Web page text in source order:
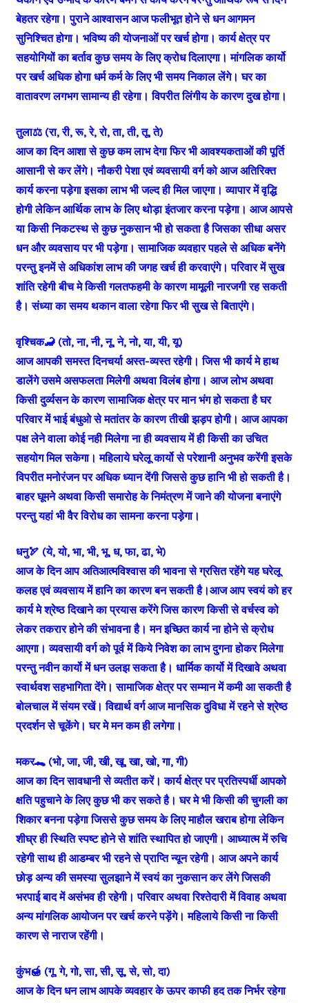
बेहतर रहेगा। पुराने आश्वासन आज फलीभूत होने से धन आगमन
सुनिश्चित होगा। भविष्य की योजनाओं पर खर्च होगा। कार्य क्षेत्र पर
सहयोगियों का बर्ताव कुछ समय के लिए क्रोध दिलाएगा। मांगलिक कार्यो
पर खर्च अधिक होगा धर्म कर्म के लिए भी समय निकाल लेंगे। घर का
वातावरण लगभग सामान्य ही रहेगा। विपरीत लिंगीय के कारण दुख होगा।
तुला⚖️ (रा, री, रू, रे, रो, ता, ती, तू, ते)
आज का दिन आशा से कुछ कम लाभ देगा फिर भी आवश्यकताओं की पूर्ति
आसानी से कर लेंगे। नौकरी पेशा एवं व्यवसायी वर्ग को आज अतिरिक्त
कार्य करना पड़ेगा इसका लाभ भी जल्द ही मिल जाएगा। व्यापार में वृद्धि
होगी लेकिन आर्थिक लाभ के लिए थोड़ा इंतजार करना पड़ेगा। आज आपसे
या किसी निकटस्थ से कुछ नुकसान भी हो सकता है जिसका सीधा असर
धन और व्यवसाय पर भी पड़ेगा। सामाजिक व्यवहार पहले से अधिक बनेंगे
परन्तु इनमें से अधिकांश लाभ की जगह खर्च ही करवाएंगे। परिवार में सुख
शांति रहेगी बीच मे किसी गलतफहमी के कारण मामूली नारजगी रह सकती
है। संध्या का समय थकान वाला रहेगा फिर भी सुख से बिताएंगे।
वृश्चिक🦂 (तो, ना, नी, नू, ने, नो, या, यी, यू)
आज आपकी समस्त दिनचर्या अस्त-व्यस्त रहेगी। जिस भी कार्य मे हाथ
डालेंगे उसमे असफलता मिलेगी अथवा विलंब होगा। आज लोभ अथवा
किसी दुर्व्यसन के कारण सामाजिक क्षेत्र पर मान भंग हो सकता है घर
परिवार में भाई बंधुओ से मतांतर के कारण तीखी झड़प होगी। आज आपका
पक्ष लेने वाला कोई नही मिलेगा ना ही व्यवसाय में ही किसी का उचित
सहयोग मिल सकेगा। महिलाये घरेलू कार्यो से परेशानी अनुभव करेंगी इसके
विपरीत मनोरंजन पर अधिक ध्यान देंगी जिससे कुछ हानि भी हो सकती है।
बाहर घूमने अथवा किसी समारोह के निमंत्रण में जाने की योजना बनाएंगे
परन्तु यहां भी वैर विरोध का सामना करना पड़ेगा।
धनु🏹 (ये, यो, भा, भी, भू, ध, फा, ढा, भे)
आज के दिन आप अतिआत्मविश्वास की भावना से ग्रसित रहेंगे यह घरेलू
कलह एवं व्यवसाय में हानि का कारण बन सकती है।आज आप स्वयं को हर
कार्य मे श्रेष्ठ दिखाने का प्रयास करेंगे जिस कारण किसी से वर्चस्व को
लेकर तकरार होने की संभावना है। मन इच्छित कार्य ना होने से क्रोध
आएगा। व्यवसायी वर्ग को पूर्व में किये निवेश का लाभ दुगना होकर मिलेगा
परन्तु नवीन कार्यो में धन उलझ सकता है। धार्मिक कार्यो में दिखावे अथवा
स्वार्थवश सहभागिता देंगे। सामाजिक क्षेत्र पर सम्मान में कमी आ सकती है
बोलचाल में संयम रखें। विद्यार्थ वर्ग आज मानसिक दुविधा में रहने से श्रेष्ठ
प्रदर्शन से चूकेंगे। घर मे मन कम ही लगेगा।
मकर🐊 (भो, जा, जी, खी, खू, खा, खो, गा, गी)
आज का दिन सावधानी से व्यतीत करें। कार्य क्षेत्र पर प्रतिस्पर्धी आपको
क्षति पहुचाने के लिए कुछ भी कर सकते है। घर मे भी किसी की चुगली का
शिकार बनना पड़ेगा जिससे कुछ समय के लिए माहौल खराब होगा लेकिन
शीघ्र ही स्थिति स्पष्ट होने से शांति स्थापित हो जाएगी। आध्यात्म में रुचि
रहेगी साथ ही आडम्बर भी रहने से प्राप्ति न्यून रहेगी। आज अपने कार्य
छोड़ अन्य की समस्या सुलझाने में स्वयं का नुकसान कर लेंगे जिसकी
भरपाई बाद में असंभव ही रहेगी। परिवार अथवा रिश्तेदारी में विवाह अथवा
अन्य मांगलिक आयोजन पर खर्च करने पड़ेंगे। महिलाये किसी ना किसी
कारण से नाराज रहेंगी।
कुंभ🍯 (गू, गे, गो, सा, सी, सू, से, सो, दा)
आज के दिन धन लाभ आपके व्यवहार के ऊपर काफी हद तक निर्भर रहेगा